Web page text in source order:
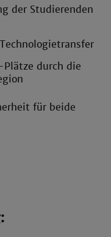
der Studierenden
Plätze durch die
für beide